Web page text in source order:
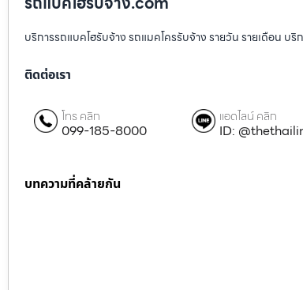
บริการรถแบคโฮรับจ้าง รถแมคโครรับจ้าง รายวัน รายเดือน
ติดต่อเรา
โทร คลิก
099-185-8000
แอดไลน์ คลิก
ID:
บทความที่คล้ายกัน